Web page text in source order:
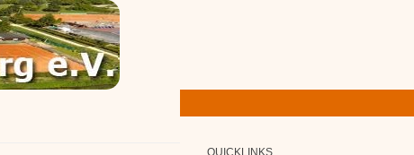
QUICKLINKS